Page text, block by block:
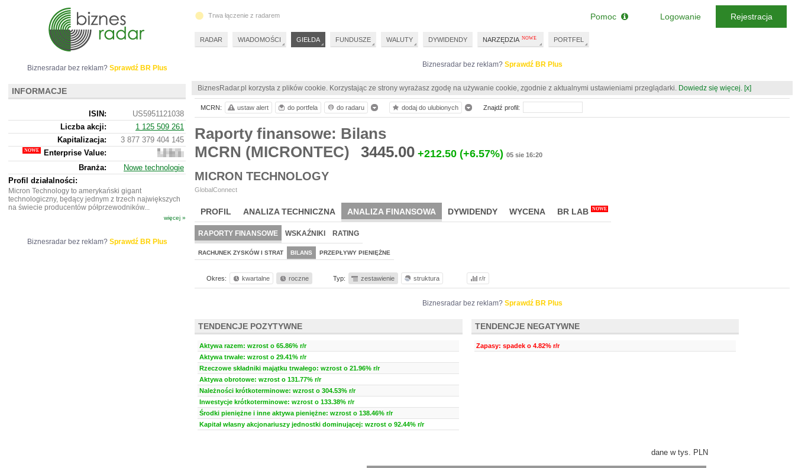
Biznesradar bez reklam? Sprawdź BR Plus
BiznesRadar.pl korzysta z plików cookie. Korzystając ze strony wyrażasz zgodę na używanie cookie, zgodnie z aktualnymi ustawieniami przeglądarki. Dowiedz się więcej. [x]
Raporty finansowe: Bilans
MCRN (MICRONTEC)
3445.00 +212.50 (+6.57%) 05 sie 16:20
MICRON TECHNOLOGY
GlobalConnect
PROFIL ANALIZA TECHNICZNA ANALIZA FINANSOWA DYWIDENDY WYCENA BR LAB NOWE
RAPORTY FINANSOWE WSKAŹNIKI RATING
RACHUNEK ZYSKÓW I STRAT BILANS PRZEPŁYWY PIENIĘŻNE
Okres: kwartalne roczne Typ: zestawienie struktura r/r
Biznesradar bez reklam? Sprawdź BR Plus
TENDENCJE POZYTYWNE
Aktywa razem: wzrost o 65.86% r/r
Aktywa trwałe: wzrost o 29.41% r/r
Rzeczowe składniki majątku trwałego: wzrost o 21.96% r/r
Aktywa obrotowe: wzrost o 131.77% r/r
Należności krótkoterminowe: wzrost o 304.53% r/r
Inwestycje krótkoterminowe: wzrost o 133.38% r/r
Środki pieniężne i inne aktywa pieniężne: wzrost o 138.46% r/r
Kapitał własny akcjonariuszy jednostki dominującej: wzrost o 92.44% r/r
TENDENCJE NEGATYWNE
Zapasy: spadek o 4.82% r/r
dane w tys. PLN
MCRN: ustaw alert do portfela do radaru dodaj do ulubionych Znajdź profil:
Biznesradar bez reklam? Sprawdź BR Plus
INFORMACJE
ISIN:
US5951121038
Liczba akcji:
1 125 509 261
Kapitalizacja:
3 877 379 404 145
Enterprise Value:
3
809
615
Branża:
Nowe technologie
Profil działalności:
Micron Technology to amerykański gigant
technologiczny, będący jednym z trzech największych
na świecie producentów półprzewodników...
więcej »
Biznesradar bez reklam? Sprawdź BR Plus
Trwa łączenie z radarem
RADAR WIADOMOŚCI GIEŁDA FUNDUSZE WALUTY DYWIDENDY NARZĘDZIA PORTFEL
Pomoc Logowanie Rejestracja